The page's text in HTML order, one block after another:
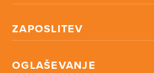
ZAPOSLITEV
OGLAŠEVANJE